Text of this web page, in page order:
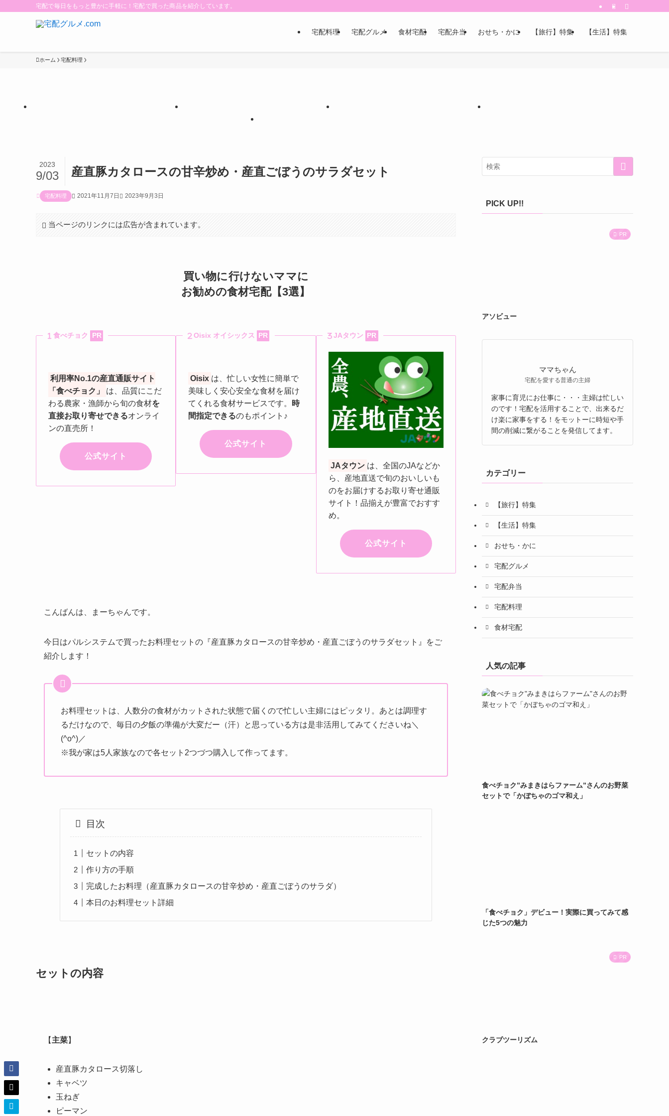
宅配で毎日をもっと豊かに手軽に！宅配で買った商品を紹介しています。
宅配料理 宅配グルメ 食材宅配 宅配弁当 おせち・かに 【旅行】特集 【生活】特集
ホーム 宅配料理
産直豚カタロースの甘辛炒め・産直ごぼうのサラダセット
2023
9/03
宅配料理 2021年11月7日 2023年9月3日
当ページのリンクには広告が含まれています。
買い物に行けないママに
お勧めの食材宅配【3選】
食べチョク PR
利用率No.1の産直通販サイト
「食べチョク」
は、品質にこだ
わる農家・漁師から旬の食材を
直接お取り寄せできるオンライ
ンの直売所！
公式サイト
Oisix オイシックス PR
Oisix は、忙しい女性に簡単で
美味しく安心安全な食材を届け
てくれる食材サービスです。 時
間指定できるのもポイント♪
公式サイト
JAタウン PR
JAタウン は、全国のJAなどか
ら、産地直送で旬のおいしいも
のをお届けするお取り寄せ通販
サイト！品揃えが豊富でおすす
め。
公式サイト
こんばんは、まーちゃんです。
今日はパルシステムで買ったお料理セットの『産直豚カタロースの甘辛炒め・産直ごぼうのサラダセット』をご
紹介します！
お料理セットは、人数分の食材がカットされた状態で届くので忙しい主婦にはピッタリ。あとは調理す
るだけなので、毎日の夕飯の準備が大変だー（汗）と思っている方は是非活用してみてくださいね＼
(^o^)／
※我が家は5人家族なので各セット2つづつ購入して作ってます。
目次
セットの内容
作り方の手順
完成したお料理（産直豚カタロースの甘辛炒め・産直ごぼうのサラダ）
本日のお料理セット詳細
セットの内容
【 主菜】
産直豚カタロース切落し
キャベツ
玉ねぎ
ピーマン
PICK UP!!
PR
アソビュー
ママちゃん
宅配を愛する普通の主婦
家事に育児にお仕事に・・・主婦は忙しい
のです！宅配を活用することで、出来るだ
け楽に家事をする！をモットーに時短や手
間の削減に繋がることを発信してます。
カテゴリー
【旅行】特集
【生活】特集
おせち・かに
宅配グルメ
宅配弁当
宅配料理
食材宅配
人気の記事
食べチョク”みまきはらファーム”さんのお野菜
セットで「かぼちゃのゴマ和え」
「食べチョク」デビュー！実際に買ってみて感
じた5つの魅力
PR
クラブツーリズム